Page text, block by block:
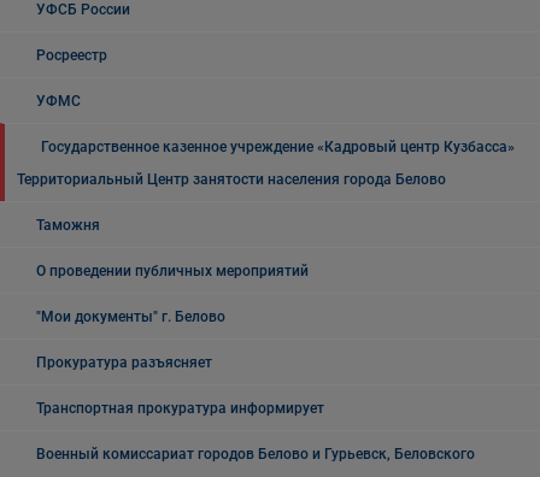
УФСБ России
Росреестр
УФМС
Государственное казенное учреждение «Кадровый центр Кузбасса»
Территориальный Центр занятости населения города Белово
Таможня
О проведении публичных мероприятий
"Мои документы" г. Белово
Прокуратура разъясняет
Транспортная прокуратура информирует
Военный комиссариат городов Белово и Гурьевск, Беловского